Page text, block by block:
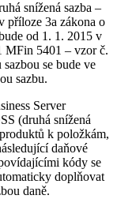
snížená sazba –
příloze 3a zákona o
od 1. 1. 2015 v
MFin 5401 – vzor č.
se bude ve
sazbu.
Server
(druhá snížená
k položkám,
daňové
kódy se
doplňovat
daně.